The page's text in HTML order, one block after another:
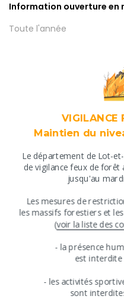
Information ouverture en
Toute l'année
Offre / capacité
Groupes acceptés
Nombre de personnes max
VIGILANCE
Maintien du
Le département de Lot-
​de vigilance feux de forêt
jusqu'au
​Les mesures de
​les massifs forestiers et
​(voir la liste des
​​- ​la présence
​est interdite
​- les activités
​sont